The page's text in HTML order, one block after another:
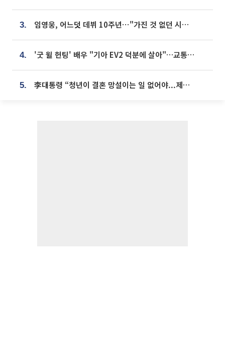
3. 임영웅, 어느덧 데뷔 10주년⋯"가진 것 없던 시절, 내 앞엔 20명의 팬뿐"
4. '굿 윌 헌팅' 배우 "기아 EV2 덕분에 살아"…교통사고 후 안전성 극찬
5. 李대통령 “청년이 결혼 망설이는 일 없어야...제도상 불이익 조사”